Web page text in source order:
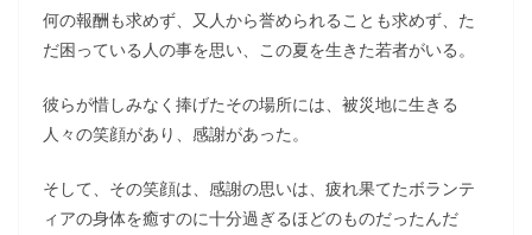
何の報酬も求めず、又人から誉められることも求めず、た
だ困っている人の事を思い、この夏を生きた若者がいる。
彼らが惜しみなく捧げたその場所には、被災地に生きる
人々の笑顔があり、感謝があった。
そして、その笑顔は、感謝の思いは、疲れ果てたボランテ
ィアの身体を癒すのに十分過ぎるほどのものだったんだ